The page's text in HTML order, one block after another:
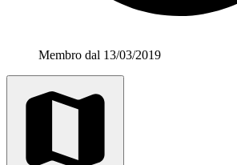
Membro dal 13/03/2019